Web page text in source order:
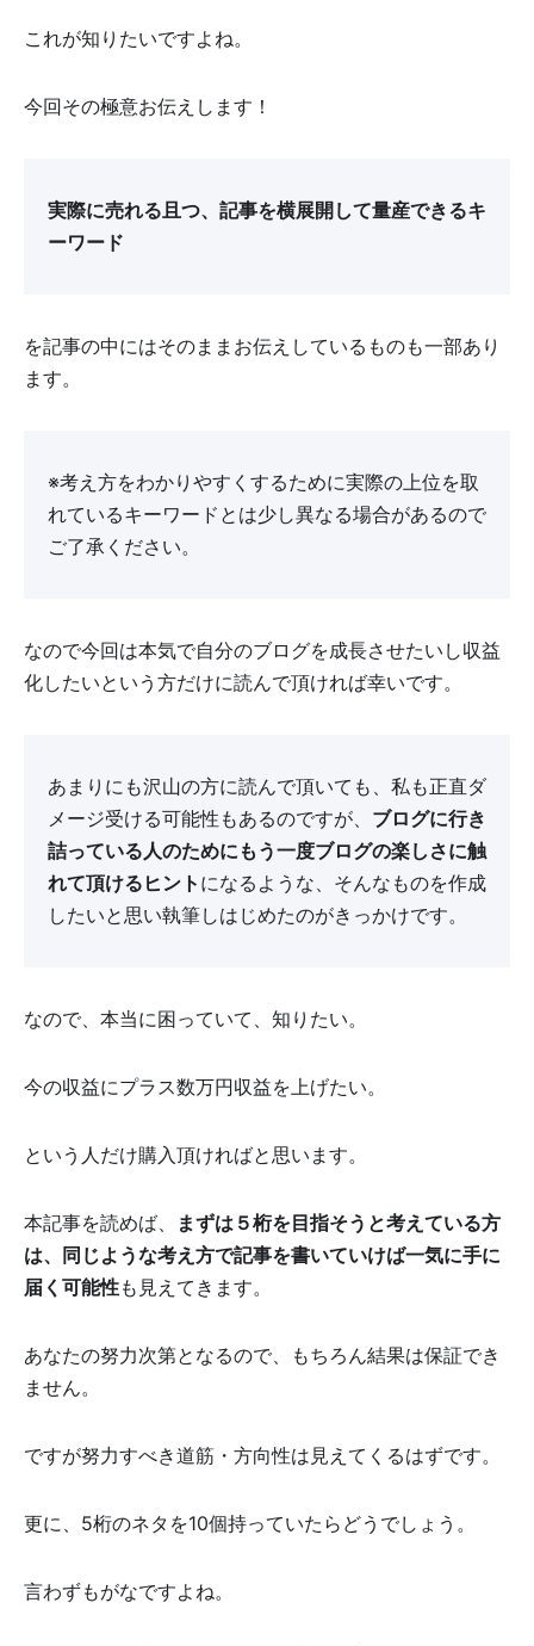
これが知りたいですよね。
今回その極意お伝えします！
実際に売れる且つ、記事を横展開して量産できるキ
ーワード
を記事の中にはそのままお伝えしているものも一部あり
ます。
※考え方をわかりやすくするために実際の上位を取
れているキーワードとは少し異なる場合があるので
ご了承ください。
なので今回は本気で自分のブログを成長させたいし収益
化したいという方だけに読んで頂ければ幸いです。
あまりにも沢山の方に読んで頂いても、私も正直ダ
メージ受ける可能性もあるのですが、 ブログに行き
詰っている人のためにもう一度ブログの楽しさに触
れて頂けるヒント になるような、そんなものを作成
したいと思い執筆しはじめたのがきっかけです。
なので、本当に困っていて、知りたい。
今の収益にプラス数万円収益を上げたい。
という人だけ購入頂ければと思います。
本記事を読めば、
まずは５桁を目指そうと考えている方
は、同じような考え方で記事を書いていけば一気に手に
届く可能性も見えてきます。
あなたの努力次第となるので、もちろん結果は保証でき
ません。
ですが努力すべき道筋・方向性は見えてくるはずです。
更に、5桁のネタを10個持っていたらどうでしょう。
言わずもがなですよね。